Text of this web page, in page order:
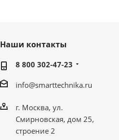
Наши контакты
8 800 302-47-23
info@smarttechnika.ru
г. Москва, ул.
Смирновская, дом 25,
строение 2